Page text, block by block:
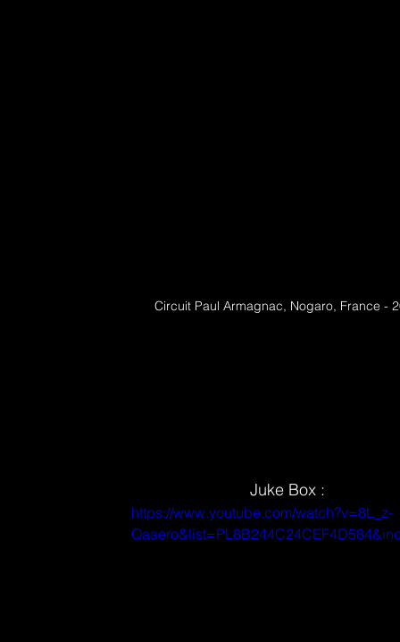
Circuit Paul Armagnac, Nogaro, France -
Juke Box :
https://www.youtube.com/watch?v=8L_z-